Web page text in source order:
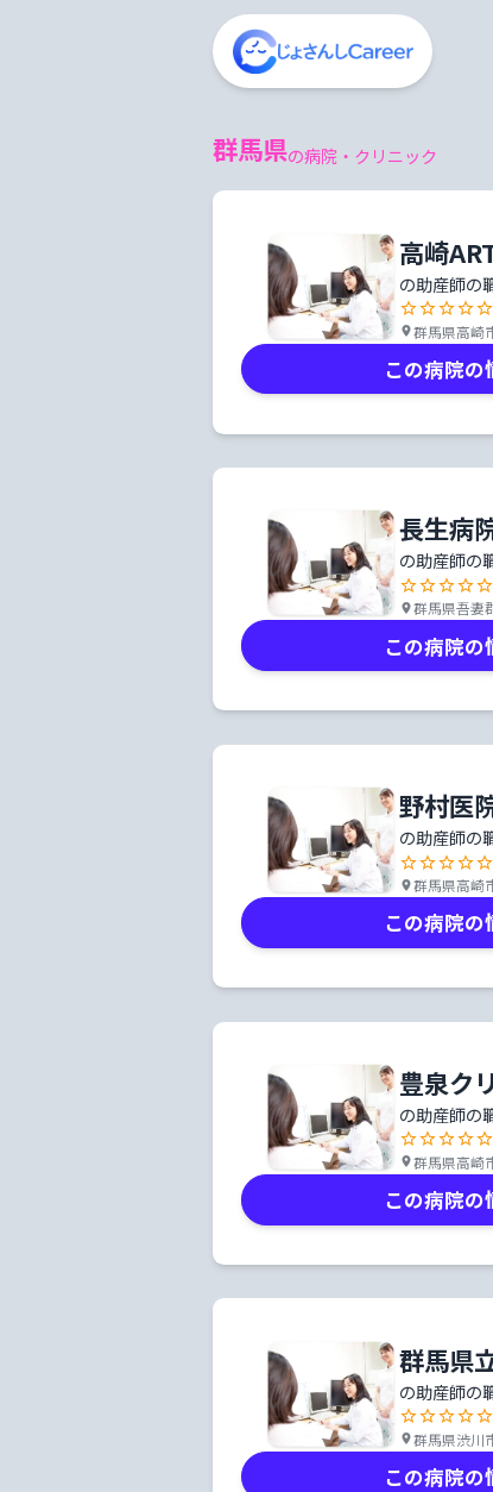
群馬県の病院・クリニック
高崎
の助産師の
群馬県高崎
この病院の
長生病
の助産師の
群馬県吾妻
この病院の
野村医
の助産師の
群馬県高崎
この病院の
豊泉ク
の助産師の
群馬県高崎
この病院の
群馬県
の助産師の
群馬県渋川
この病院の